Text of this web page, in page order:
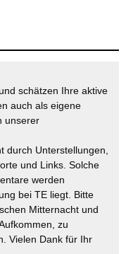
schätzen Ihre aktive
auch als eigene
unserer
durch Unterstellungen,
und Links. Solche
werden
bei TE liegt. Bitte
Mitternacht und
zu
Vielen Dank für Ihr